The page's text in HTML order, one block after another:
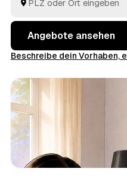
bekommt.
Angebote ansehen
Beschreibe dein Vorhaben,